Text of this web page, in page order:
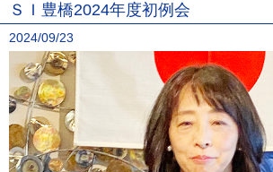
ＳＩ豊橋2024年度初例会
2024/09/23